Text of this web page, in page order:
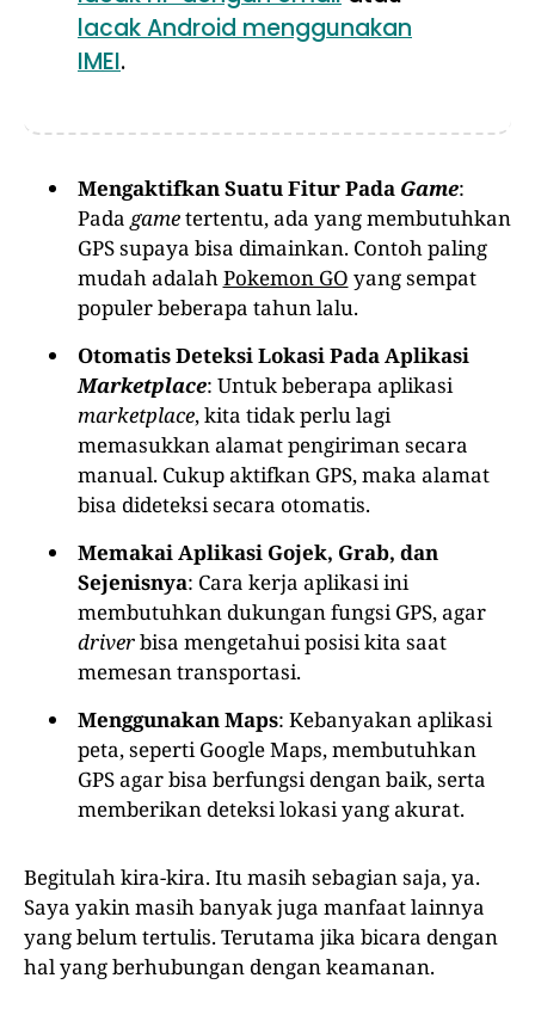
lacak Android menggunakan
IMEI.
Mengaktifkan Suatu Fitur Pada Game:
Pada gametertentu, ada yang membutuhkan
GPS supaya bisa dimainkan. Contoh paling
mudah adalah Pokemon GO yang sempat
populer beberapa tahun lalu.
Otomatis Deteksi Lokasi Pada Aplikasi
Marketplace: Untuk beberapa aplikasi
marketplace, kita tidak perlu lagi
memasukkan alamat pengiriman secara
manual. Cukup aktifkan GPS, maka alamat
bisa dideteksi secara otomatis.
Memakai Aplikasi Gojek, Grab, dan
Sejenisnya: Cara kerja aplikasi ini
membutuhkan dukungan fungsi GPS, agar
driverbisa mengetahui posisi kita saat
memesan transportasi.
Menggunakan Maps: Kebanyakan aplikasi
peta, seperti Google Maps, membutuhkan
GPS agar bisa berfungsi dengan baik, serta
memberikan deteksi lokasi yang akurat.
Begitulah kira-kira. Itu masih sebagian saja, ya.
Saya yakin masih banyak juga manfaat lainnya
yang belum tertulis. Terutama jika bicara dengan
hal yang berhubungan dengan keamanan.